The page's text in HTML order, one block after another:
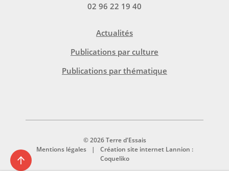
02 96 22 19 40
Actualités
Publications par culture
Publications par thématique
© 2026 Terre d'Essais
Mentions légales
Création site internet Lannion :
Coqueliko